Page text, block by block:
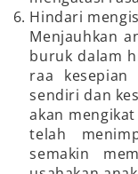
Hindari
Menjauhkan
buruk dalam
raa kesepian
sendiri dan
akan
telah
semakin